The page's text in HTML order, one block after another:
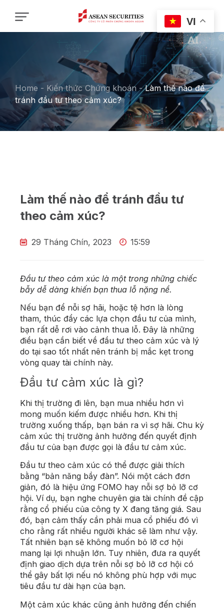
Home - Kiến thức Chứng khoán -Làm thế nào để
tránh đầu tư theo cảm xúc?
Làm thế nào để tránh đầu tư
theo cảm xúc?
29 Tháng Chín, 2023 15:59
Đầu tư theo cảm xúc là một trong những chiếc
bẫy dễ dàng khiến bạn thua lỗ nặng nề.
Nếu bạn để nỗi sợ hãi, hoặc tệ hơn là lòng
tham, thúc đẩy các lựa chọn đầu tư của mình,
bạn rất dễ rơi vào cảnh thua lỗ. Đây là những
điều bạn cần biết về đầu tư theo cảm xúc và lý
do tại sao tốt nhất nên tránh bị mắc kẹt trong
vòng quay tài chính này.
Đầu tư cảm xúc là gì?
Khi thị trường đi lên, bạn mua nhiều hơn vì
mong muốn kiếm được nhiều hơn. Khi thị
trường xuống thấp, bạn bán ra vì sợ hãi. Chu kỳ
cảm xúc thị trường ảnh hưởng đến quyết định
đầu tư của bạn được gọi là đầu tư cảm xúc.
Đầu tư theo cảm xúc có thể được giải thích
bằng “bản năng bầy đàn”. Nói một cách đơn
giản, đó là hiệu ứng FOMO hay nỗi sợ bỏ lỡ cơ
hội. Ví dụ, bạn nghe chuyên gia tài chính đề cập
rằng cổ phiếu của công ty X đang tăng giá. Sau
đó, bạn cảm thấy cần phải mua cổ phiếu đó vì
cho rằng rất nhiều người khác sẽ làm như vậy.
Tất nhiên bạn sẽ không muốn bỏ lỡ cơ hội
mang lại lợi nhuận lớn. Tuy nhiên, đưa ra quyết
định giao dịch dựa trên nỗi sợ bỏ lỡ cơ hội có
thể gây bất lợi nếu nó không phù hợp với mục
tiêu đầu tư dài hạn của bạn.
Một cảm xúc khác cũng ảnh hưởng đến chiến
VI